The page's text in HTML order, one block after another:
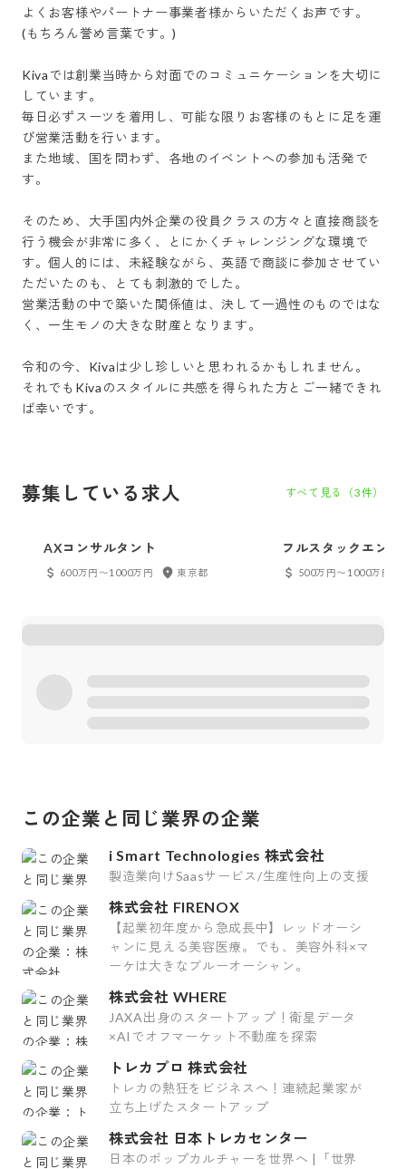
よくお客様やパートナー事業者様からいただくお声です。
(もちろん誉め言葉です。)
Kivaでは創業当時から対面でのコミュニケーションを大切に
しています。
毎日必ずスーツを着用し、可能な限りお客様のもとに足を運
び営業活動を行います。
また地域、国を問わず、各地のイベントへの参加も活発で
す。
そのため、大手国内外企業の役員クラスの方々と直接商談を
行う機会が非常に多く、とにかくチャレンジングな環境で
す。個人的には、未経験ながら、英語で商談に参加させてい
ただいたのも、とても刺激的でした。
営業活動の中で築いた関係値は、決して一過性のものではな
く、一生モノの大きな財産となります。
令和の今、Kivaは少し珍しいと思われるかもしれません。
それでもKivaのスタイルに共感を得られた方とご一緒できれ
ば幸いです。
募集している求人 すべて見る（3件）
AXコンサルタント
600万円〜1000万円 東京都
フルスタックエンジ
500万円〜1000万円
この企業と同じ業界の企業
i Smart Technologies 株式会社
製造業向けSaasサービス/生産性向上の支援
株式会社 FIRENOX
【起業初年度から急成長中】レッドオーシ
ャンに見える美容医療。でも、美容外科×マ
ーケは大きなブルーオーシャン。
株式会社 WHERE
JAXA出身のスタートアップ！衛星データ
×AIでオフマーケット不動産を探索
トレカプロ 株式会社
トレカの熱狂をビジネスへ！連続起業家が
立ち上げたスタートアップ
株式会社 日本トレカセンター
日本のポップカルチャーを世界へ |「世界